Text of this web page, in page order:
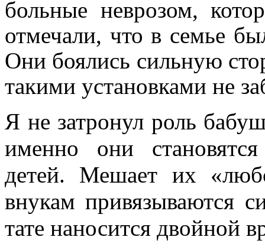
больные неврозом,
отмечали, что в семье
Они боялись сильную
такими установками не
Я не затронул роль
именно они
детей. Мешает их
внукам привязываются
тате наносится двойной